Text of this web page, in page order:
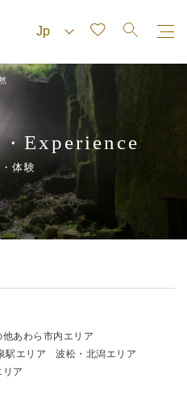
・ Experience
体験
他あわら市内エリア
駅エリア
波松・北潟エリア
リア